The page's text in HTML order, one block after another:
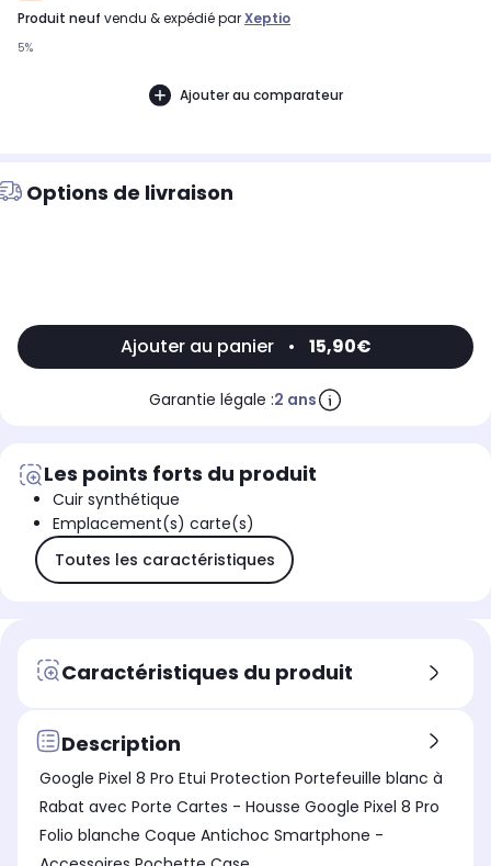
produit neuf vendu & expédié parXeptio
5%
Ajouter au comparateur
Options de livraison
Ajouter au panier • 15,90€
Garantie légale :2 ans
Les points forts du produit
Cuir synthétique
Emplacement(s) carte(s)
Toutes les caractéristiques
Caractéristiques du produit
Description
Google Pixel 8 Pro Etui Protection Portefeuille blanc à
Rabat avec Porte Cartes - Housse Google Pixel 8 Pro
Folio blanche Coque Antichoc Smartphone -